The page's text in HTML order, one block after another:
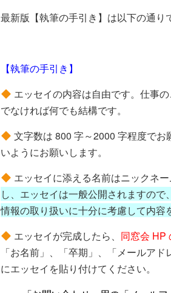
最新版【執筆の手引き】は以下の通り
【執筆の手引き】
エッセイの内容は自由です。仕事
でなければ何でも結構です。
文字数は 800 字～2000 字程度で
いようにお願いします。
エッセイに添える名前はニックネ
し、エッセイは一般公開されますの
情報の取り扱いに十分に考慮して内容
エッセイが完成したら、 同窓会 HP
「お名前」、「卒期」、「メールア
にエッセイを貼り付けてください。